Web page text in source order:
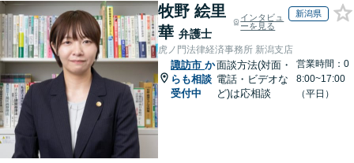
牧野 絵里
華 弁護士
インタビュ
ーを見る
新潟県
虎ノ門法律経済事務所 新潟支店
諏訪市 か
らも相談
受付中
面談方法(対面・
電話・ビデオな
ど)は応相談
営業時間：0
8:00~17:00
（平日）